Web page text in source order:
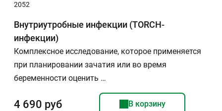
2052
Внутриутробные инфекции (TORCH-
инфекции)
Комплексное исследование, которое применяется
при планировании зачатия или во время
беременности оценить …
4 690 руб В корзину